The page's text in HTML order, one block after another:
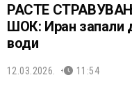
РАСТЕ
ШОК: Иран запали
води
12.03.2026. 11:54